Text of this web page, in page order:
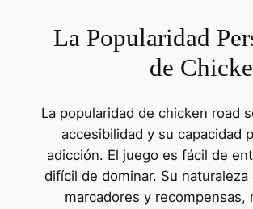
La Popularidad
de
La popularidad de chicken road
accesibilidad y su capacidad
adicción. El juego es fácil de
difícil de dominar. Su naturaleza
marcadores y recompensas,